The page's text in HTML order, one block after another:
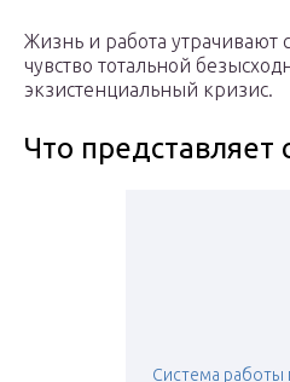
Жизнь и работа утрачивают
чувство тотальной
экзистенциальный кризис.
Что представляет
Система работы